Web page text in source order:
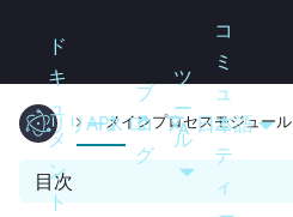
Electron
ド
キ
ュ
メ
ン
ト
API
ブ
ロ
グ
ツ
ー
ル
コ
ミ
ュ
ニ
テ
ィ
リリース 日本語
メインプロセスモジュール
目次